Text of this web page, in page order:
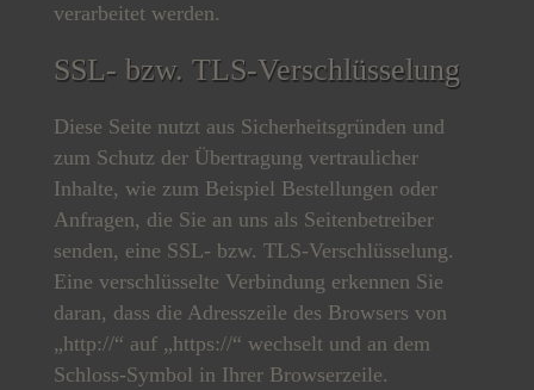
verarbeitet werden.
SSL- bzw. TLS-Verschlüsselung
Diese Seite nutzt aus Sicherheitsgründen und
zum Schutz der Übertragung vertraulicher
Inhalte, wie zum Beispiel Bestellungen oder
Anfragen, die Sie an uns als Seitenbetreiber
senden, eine SSL- bzw. TLS-Verschlüsselung.
Eine verschlüsselte Verbindung erkennen Sie
daran, dass die Adresszeile des Browsers von
„http://“ auf „https://“ wechselt und an dem
Schloss-Symbol in Ihrer Browserzeile.